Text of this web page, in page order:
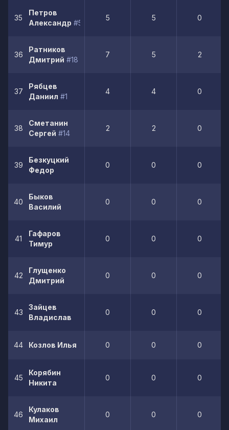
35
Петров
Александр #5
5 5 0
36
Ратников
Дмитрий #18
7 5 2
37
Рябцев
Даниил #1
4 4 0
38
Сметанин
Сергей #14
2 2 0
39
Безкуцкий
Федор
0 0 0
40
Быков
Василий
0 0 0
41
Гафаров
Тимур
0 0 0
42
Глущенко
Дмитрий
0 0 0
43
Зайцев
Владислав
0 0 0
44 Козлов Илья 0 0 0
45
Корябин
Никита
0 0 0
46
Кулаков
Михаил
0 0 0